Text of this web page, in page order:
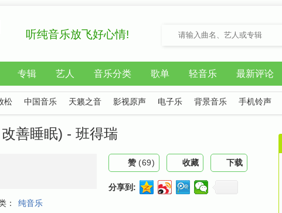
听纯音乐放飞好心情!
专辑 艺人 音乐分类 歌单 轻音乐 最新评论
松 中国音乐 天籁之音 影视原声 电子乐 背景音乐 手机铃声
善睡眠) - 班得瑞
：
纯音乐
赞 (69) 收藏 下载
分享到: